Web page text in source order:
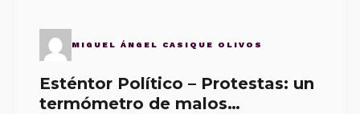
MIGUEL ÁNGEL CASIQUE OLIVOS
Esténtor Político – Protestas: un
termómetro de malos